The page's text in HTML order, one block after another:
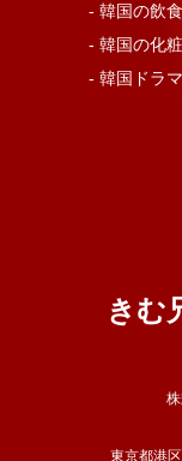
- 韓国の飲
- 韓国の化
- 韓国ドラマ
きむ
東京都港